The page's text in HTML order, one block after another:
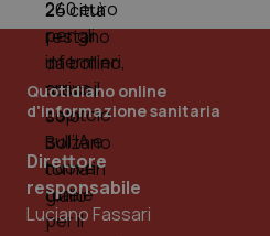
Quotidiano online
d'informazione sanitaria
Direttore
responsabile
Luciano Fassari
_ga_KM60CM4NPH